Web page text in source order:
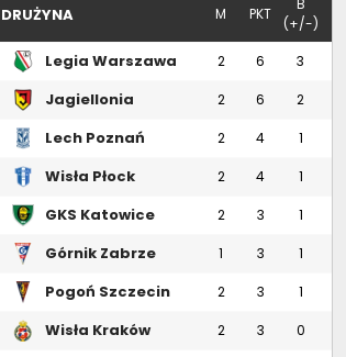
DRUŻYNA M PKT
B
(+/-)
Legia Warszawa 2 6 3
Jagiellonia
2 6 2
Lech Poznań 2 4 1
Wisła Płock 2 4 1
GKS Katowice 2 3 1
Górnik Zabrze 1 3 1
Pogoń Szczecin 2 3 1
Wisła Kraków 2 3 0